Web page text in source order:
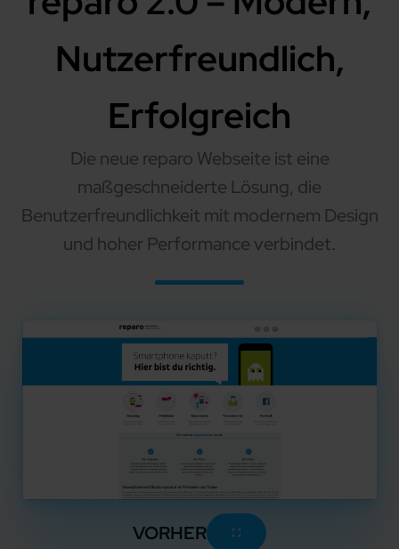
Nutzerfreundlich,
Erfolgreich
Die neue reparo Webseite ist eine
maßgeschneiderte Lösung, die
Benutzerfreundlichkeit mit modernem Design
und hoher Performance verbindet.
VORHER